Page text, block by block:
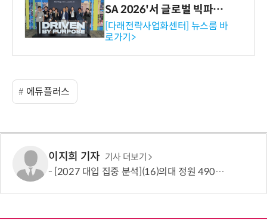
SA 2026'서 글로벌 빅파마
와의 비즈니스 미팅 지원…K
-바이오 해외 진출 교두보 확
보
[다래전략사업화센터] 뉴스룸 바
로가기>
에듀플러스
이지희 기자 기사 더보기
[2027 대입 집중 분석](16)의대 정원 490명 늘었지만…서울·수도권은 전형 변화에 주목